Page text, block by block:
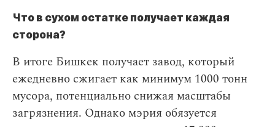
Что в сухом остатке получает каждая
сторона?
В итоге Бишкек получает завод, который
ежедневно сжигает как минимум 1000 тонн
мусора, потенциально снижая масштабы
загрязнения. Однако мэрия обязуется